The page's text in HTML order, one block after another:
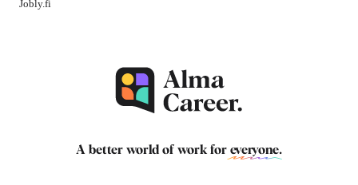
Jobly.fi
A better world of work for everyone.